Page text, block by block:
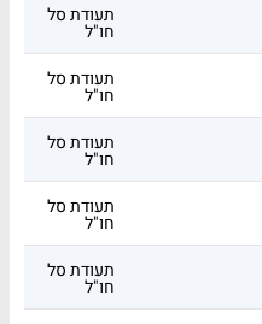
תעודת סל
חו"ל
תעודת סל
חו"ל
תעודת סל
חו"ל
תעודת סל
חו"ל
תעודת סל
חו"ל